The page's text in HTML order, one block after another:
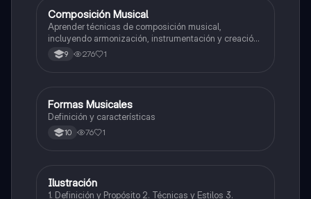
Artes
Composición Musical
Aprender técnicas de composición musical,
incluyendo armonización, instrumentación y creación
de melodías y arreglos.
9 276 1
Música
Formas Musicales
Definición y características
10 76 1
Artes
Ilustración
1. Definición y Propósito 2. Técnicas y Estilos 3.